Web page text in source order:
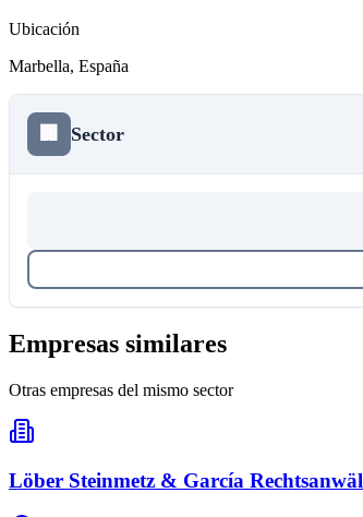
Ubicación
Marbella, España
Sector
Empresas similares
Otras empresas del mismo sector
Löber Steinmetz & García